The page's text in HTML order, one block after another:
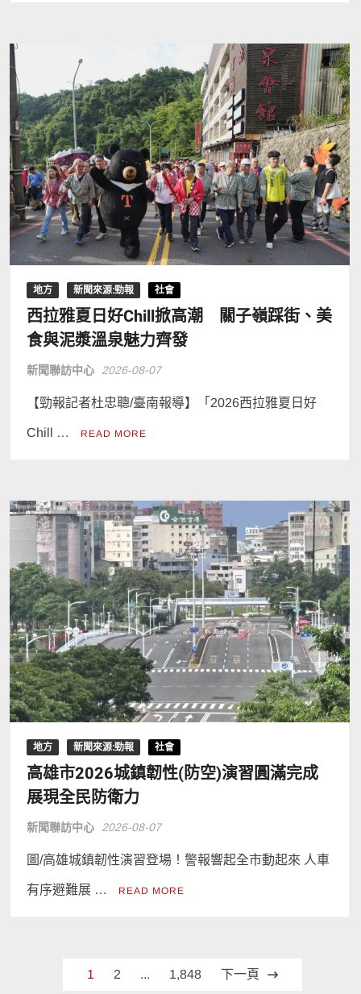
地方 新聞來源:勁報 社會
西拉雅夏日好Chill掀高潮 關子嶺踩街、美
食與泥漿溫泉魅力齊發
新聞聯訪中心 2026-08-07
【勁報記者杜忠聰/臺南報導】「2026西拉雅夏日好
Chill … READ MORE
地方 新聞來源:勁報 社會
高雄市2026城鎮韌性(防空)演習圓滿完成
展現全民防衛力
新聞聯訪中心 2026-08-07
圖/高雄城鎮韌性演習登場！警報響起全市動起來 人車
有序避難展 … READ MORE
1 2 ... 1,848 下一頁